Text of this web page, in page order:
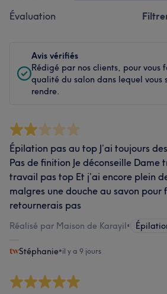
Évaluation
Avis vérifiés
Rédigé par nos clients, pour vous
qualité du salon dans lequel vous
rendre.
Épilation pas au top J’ai toujours
Pas de finition Je déconseille Dame
travail pas top Et j’ai encore plein
malgres une douche au savon pour
retournerais pas
Réalisé par Maison de Karayil•
Stéphanie•il y a 9 jours